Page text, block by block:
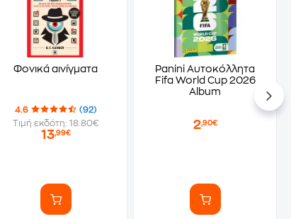
Φονικά αινίγματα
4.6
(92)
Τιμή εκδότη: 18.80€
13,99€
Panini Αυτοκόλλητα
Fifa World Cup 2026
Album
2,90€